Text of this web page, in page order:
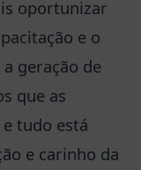
oportunizar
e o
geração de
que as
tudo está
e carinho da